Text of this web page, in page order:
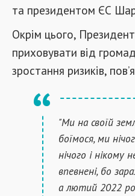
та президентом ЄС
Окрім цього,
приховувати від
зростання ризиків,
"Ми на своїй
боїмося, ми
нічого і нікому
впевнені, бо
а лютий 2022